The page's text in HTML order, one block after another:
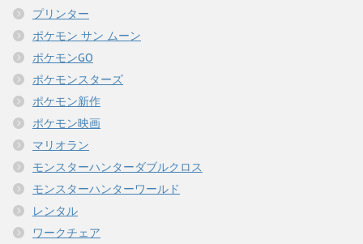
プリンター
ポケモン サン ムーン
ポケモンGO
ポケモンスターズ
ポケモン新作
ポケモン映画
マリオラン
モンスターハンターダブルクロス
モンスターハンターワールド
レンタル
ワークチェア